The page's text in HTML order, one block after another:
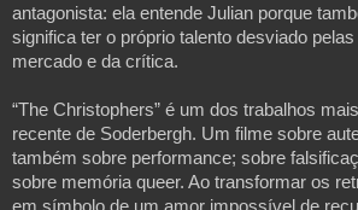
antagonista: ela entende Julian porque
significa ter o próprio talento desviado
mercado e da crítica.
“The Christophers” é um dos trabalhos
recente de Soderbergh. Um filme sobre
também sobre performance; sobre
sobre memória queer. Ao transformar os
em símbolo de um amor impossível de